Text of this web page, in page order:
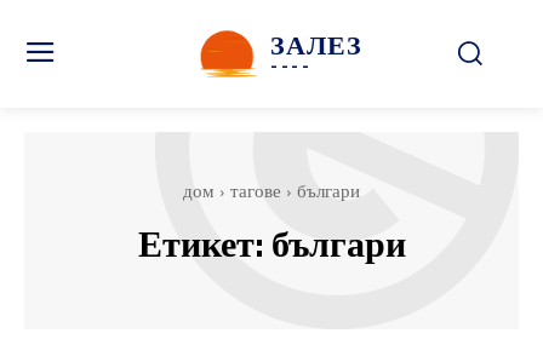
ЗАЛЕЗ
----
дом тагове българи
Етикет: българи